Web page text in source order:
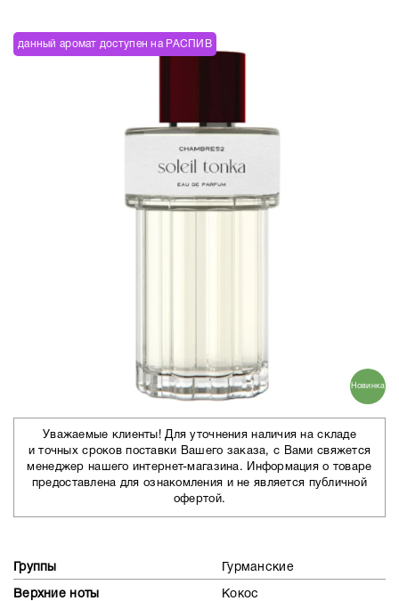
данный аромат доступен на РАСПИВ
Новинка
Уважаемые клиенты! Для уточнения наличия на складе
и точных сроков поставки Вашего заказа, с Вами свяжется
менеджер нашего интернет-магазина. Информация о товаре
предоставлена для ознакомления и не является публичной
офертой.
Группы Гурманские
Верхние ноты Кокос